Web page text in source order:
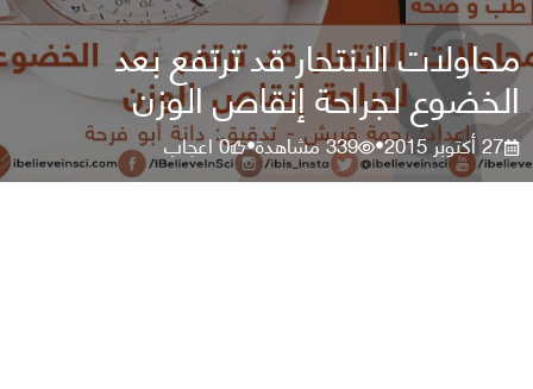
محاولات الانتحار قد ترتفع بعد
الخضوع لجراحة إنقاص الوزن
27 أكتوبر 2015 •
339مشاهدة•
0اعجاب